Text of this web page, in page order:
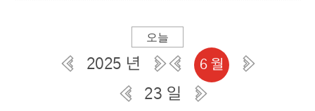
오늘
2025 년 6 월
23 일